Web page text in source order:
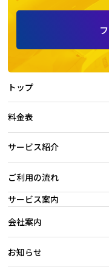
トップ
料金表
サービス紹介
ご利用の流れ
サービス案内
会社案内
お知らせ